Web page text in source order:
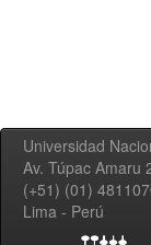
Universidad
Av. Túpac Amaru
(+51) (01)
Lima - Perú